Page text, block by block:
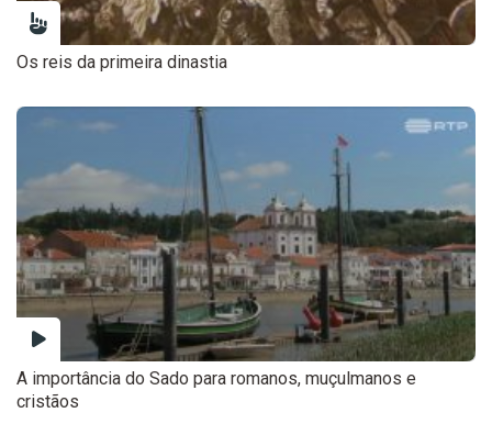
Os reis da primeira dinastia
A importância do Sado para romanos, muçulmanos e
cristãos